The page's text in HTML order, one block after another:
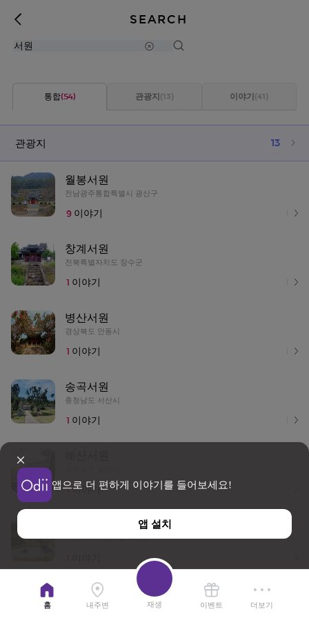
앱으로 더 편하게 이야기를 들어보세요!
앱 설치
SEARCH
통합(54) 관광지 (13) 이야기 (41)
관광지 13
월봉서원
전남광주통합특별시 광산구
9 이야기
창계서원
전북특별자치도 장수군
1 이야기
병산서원
경상북도 안동시
1 이야기
송곡서원
충청남도 서산시
1 이야기
1이야기
전남광주통합특별시 영광군
대구 도동서원
대구 달성군
홈 내주변 재생 이벤트 더보기